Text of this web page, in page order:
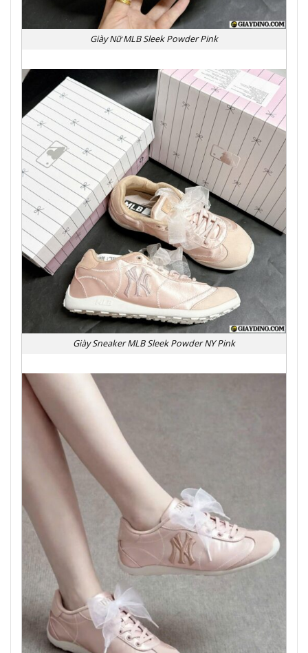
Giày Nữ MLB Sleek Powder Pink
Giày Sneaker MLB Sleek Powder NY Pink